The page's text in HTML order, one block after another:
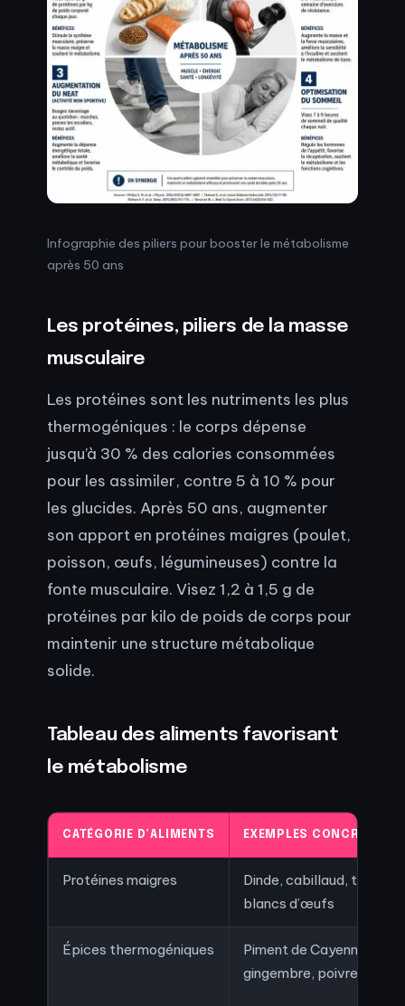
Infographie des piliers pour booster le métabolisme
après 50 ans
Les protéines, piliers de la masse
musculaire
Les protéines sont les nutriments les plus
thermogéniques : le corps dépense
jusqu’à 30 % des calories consommées
pour les assimiler, contre 5 à 10 % pour
les glucides. Après 50 ans, augmenter
son apport en protéines maigres (poulet,
poisson, œufs, légumineuses) contre la
fonte musculaire. Visez 1,2 à 1,5 g de
protéines par kilo de poids de corps pour
maintenir une structure métabolique
solide.
Tableau des aliments favorisant
le métabolisme
CATÉGORIE D’ALIMENTS EXEMPLES CONCRETS
Protéines maigres
Dinde, cabillaud, tofu,
blancs d’œufs
Épices thermogéniques
Piment de Cayenne,
gingembre, poivre noir